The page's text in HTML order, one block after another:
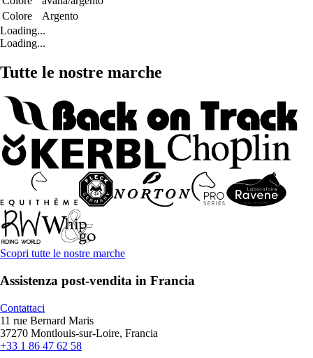
Colore
Argento
Loading...
Loading...
Tutte le nostre marche
Scopri tutte le nostre marche
Assistenza post-vendita in Francia
Contattaci
11 rue Bernard Maris
37270 Montlouis-sur-Loire, Francia
+33 1 86 47 62 58